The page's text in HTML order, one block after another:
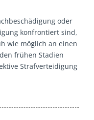
oder
konfrontiert sind,
wie möglich an einen
frühen Stadien
Strafverteidigung